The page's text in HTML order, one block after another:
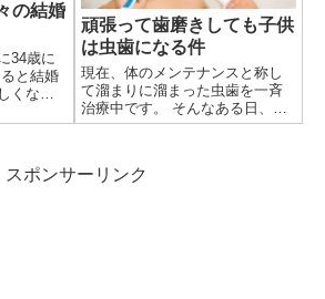
の結婚
34歳に
と結婚
くなり
いつ
ゃんと
2年半
頑張って歯磨きしても子供
は虫歯になる件
現在、体のメンテナンスと称し
て溜まりに溜まった虫歯を一斉
治療中です。 そんなある日、妻
から頼まれました。 「子供の定
く返事をして一緒に行くこと
スポンサーリンク